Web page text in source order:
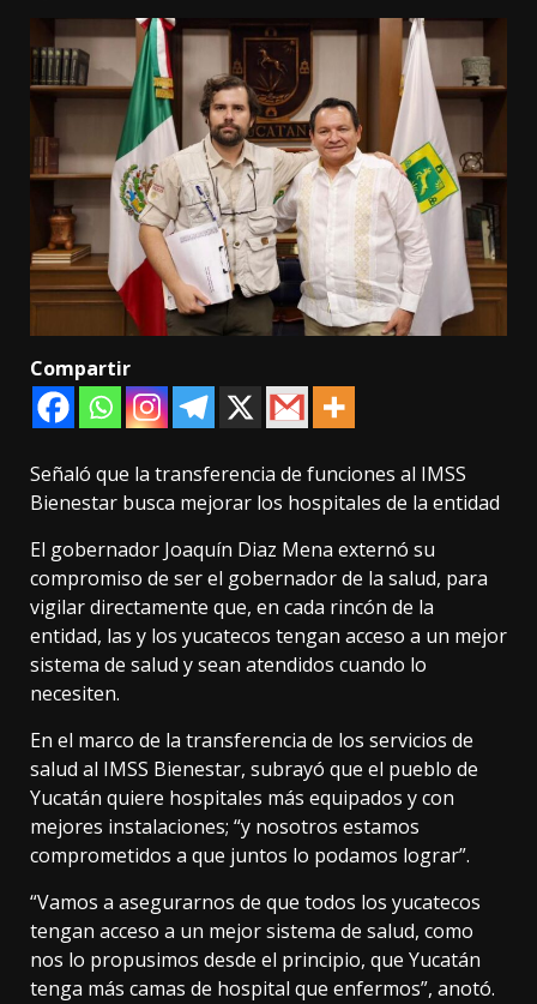
Compartir
Señaló que la transferencia de funciones al IMSS
Bienestar busca mejorar los hospitales de la entidad
El gobernador Joaquín Diaz Mena externó su
compromiso de ser el gobernador de la salud, para
vigilar directamente que, en cada rincón de la
entidad, las y los yucatecos tengan acceso a un mejor
sistema de salud y sean atendidos cuando lo
necesiten.
En el marco de la transferencia de los servicios de
salud al IMSS Bienestar, subrayó que el pueblo de
Yucatán quiere hospitales más equipados y con
mejores instalaciones; “y nosotros estamos
comprometidos a que juntos lo podamos lograr”.
“Vamos a asegurarnos de que todos los yucatecos
tengan acceso a un mejor sistema de salud, como
nos lo propusimos desde el principio, que Yucatán
tenga más camas de hospital que enfermos”, anotó.